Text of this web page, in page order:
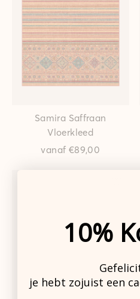
Samira Saffraan
Vloerkleed
vanaf €89,00
10%
je hebt zojuist een